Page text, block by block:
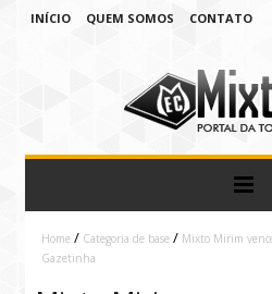
INÍCIO QUEM SOMOS CONTATO
Home / Categoria de base / Mixto Mirim
Gazetinha